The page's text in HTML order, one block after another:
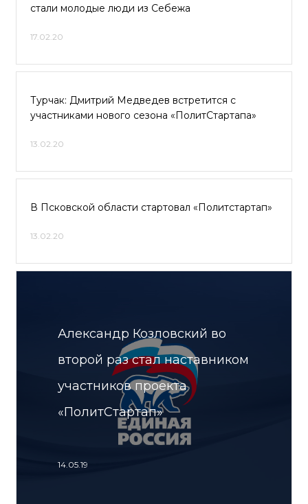
стали молодые люди из Себежа
17.02.20
Турчак: Дмитрий Медведев встретится с
участниками нового сезона «ПолитСтартапа»
13.02.20
В Псковской области стартовал «Политстартап»
13.02.20
Александр Козловский во
второй раз стал наставником
участников проекта
«ПолитСтартап»
14.05.19